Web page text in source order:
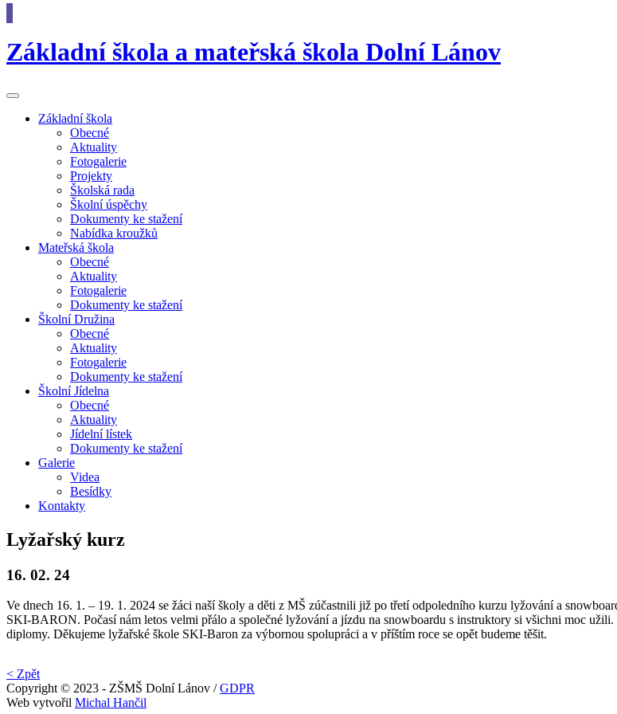
Základní škola a mateřská škola Dolní Lánov
Základníškola
Obecné
Aktuality
Fotogalerie
Projekty
Školská rada
Školní úspěchy
Dokumenty ke stažení
Nabídka kroužků
Mateřská škola
Obecné
Aktuality
Fotogalerie
Dokumenty ke stažení
ŠkolníDružina
Obecné
Aktuality
Fotogalerie
Dokumenty ke stažení
ŠkolníJídelna
Obecné
Aktuality
Jídelní lístek
Dokumenty ke stažení
Galerie
Videa
Besídky
Kontakty
Lyžařský kurz
16. 02. 24
Ve dnech 16. 1. – 19. 1. 2024 se žáci naší školy a děti z MŠ zúčastnili již po třetí odpoledního kurzu lyžování a
SKI-BARON. Počasí nám letos velmi přálo a společné lyžování a jízdu na snowboardu s instruktory si všichni moc
diplomy. Děkujeme lyžařské škole SKI-Baron za výbornou spolupráci a v příštím roce se opět budeme těšit.
< Zpět
Copyright © 2023 - ZŠMŠ Dolní Lánov /GDPR
Web vytvořil Michal Hančil